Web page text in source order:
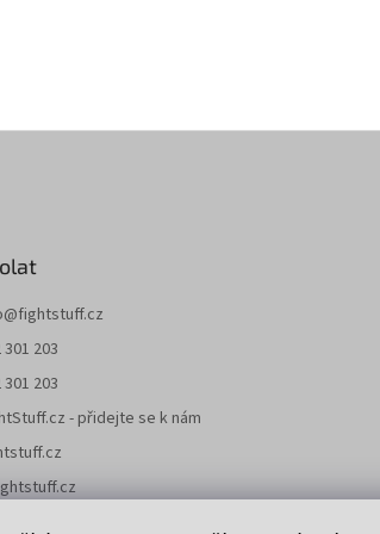
@fightstuff.cz
301 203
301 203
- přidejte se k nám